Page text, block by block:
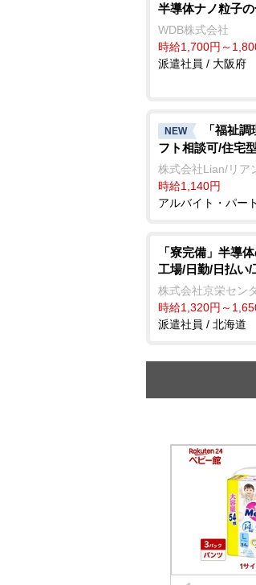
半導体ナノ粒子
WDB株式会社
時給1,700円～
派遣社員 / 大阪府
NEW
「福祉
フト相談可/住宅
株式会社Lian/リア
時給1,140円
アルバイト・パー
「寮完備」半導
工場/日勤/日払い/
株式会社京栄セン
時給1,320円～
派遣社員 / 北海道